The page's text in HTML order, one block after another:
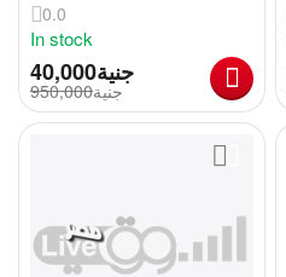
0.0
In stock
جنية40,000
جنية950,000